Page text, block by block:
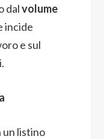
dalvolume
incide
e sul
un listino